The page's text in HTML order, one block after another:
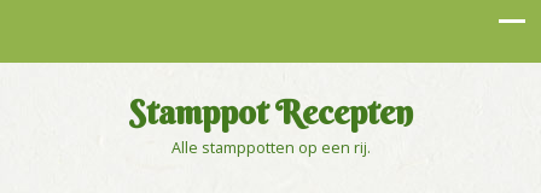
Stamppot Recepten
Alle stamppotten op een rij.